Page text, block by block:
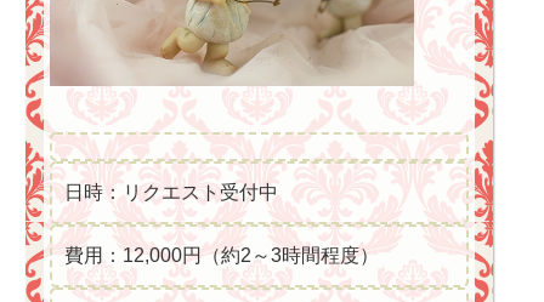
日時：リクエスト受付中
費用：12,000円（約2～3時間程度）